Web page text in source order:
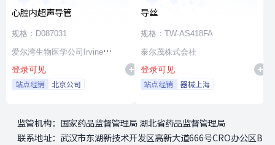
心腔内超声导管
规格：D087031
爱尔湾生物医学公司Irvine
Biomedical,Inc. a St. Jude
Medical Company
登录可见
站点经销 北京公司
导丝
规格：TW-AS418FA
泰尔茂株式会社
登录可见
站点经销 器械上海
监管机构： 国家药品监督管理局 湖北省药品监督管理局
联系地址： 武汉市东湖新技术开发区高新大道666号CRO办公区B